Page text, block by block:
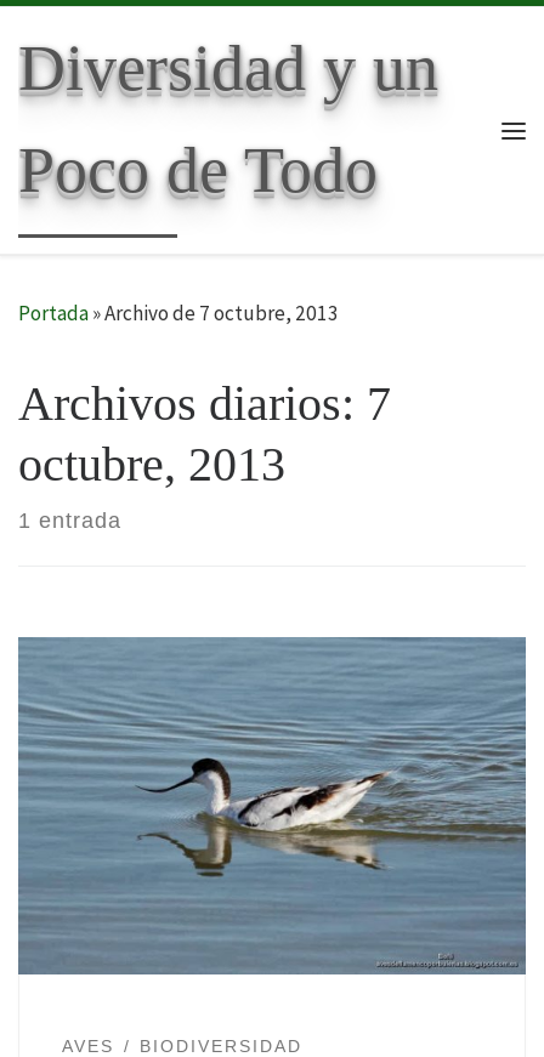
Diversidad y un
Poco de Todo
Portada»Archivo de 7 octubre, 2013
Archivos diarios: 7
octubre, 2013
1 entrada
AVES BIODIVERSIDAD